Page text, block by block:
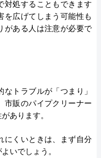
対処することもできます
を広げてしまう可能性も
がある人は注意が必要で
トラブルが「つまり」
市販のパイプクリーナー
あります。
にくいときは、まず自分
いでしょう。